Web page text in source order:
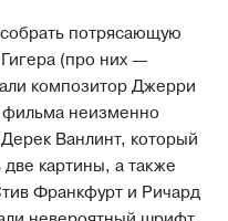
потрясающую
(про них —
композитор Джерри
фильма неизменно
Ванлинт, который
картины, а также
Франкфурт и Ричард